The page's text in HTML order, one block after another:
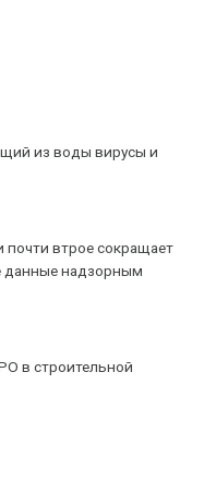
из воды вирусы и
втрое сокращает
данные надзорным
в строительной